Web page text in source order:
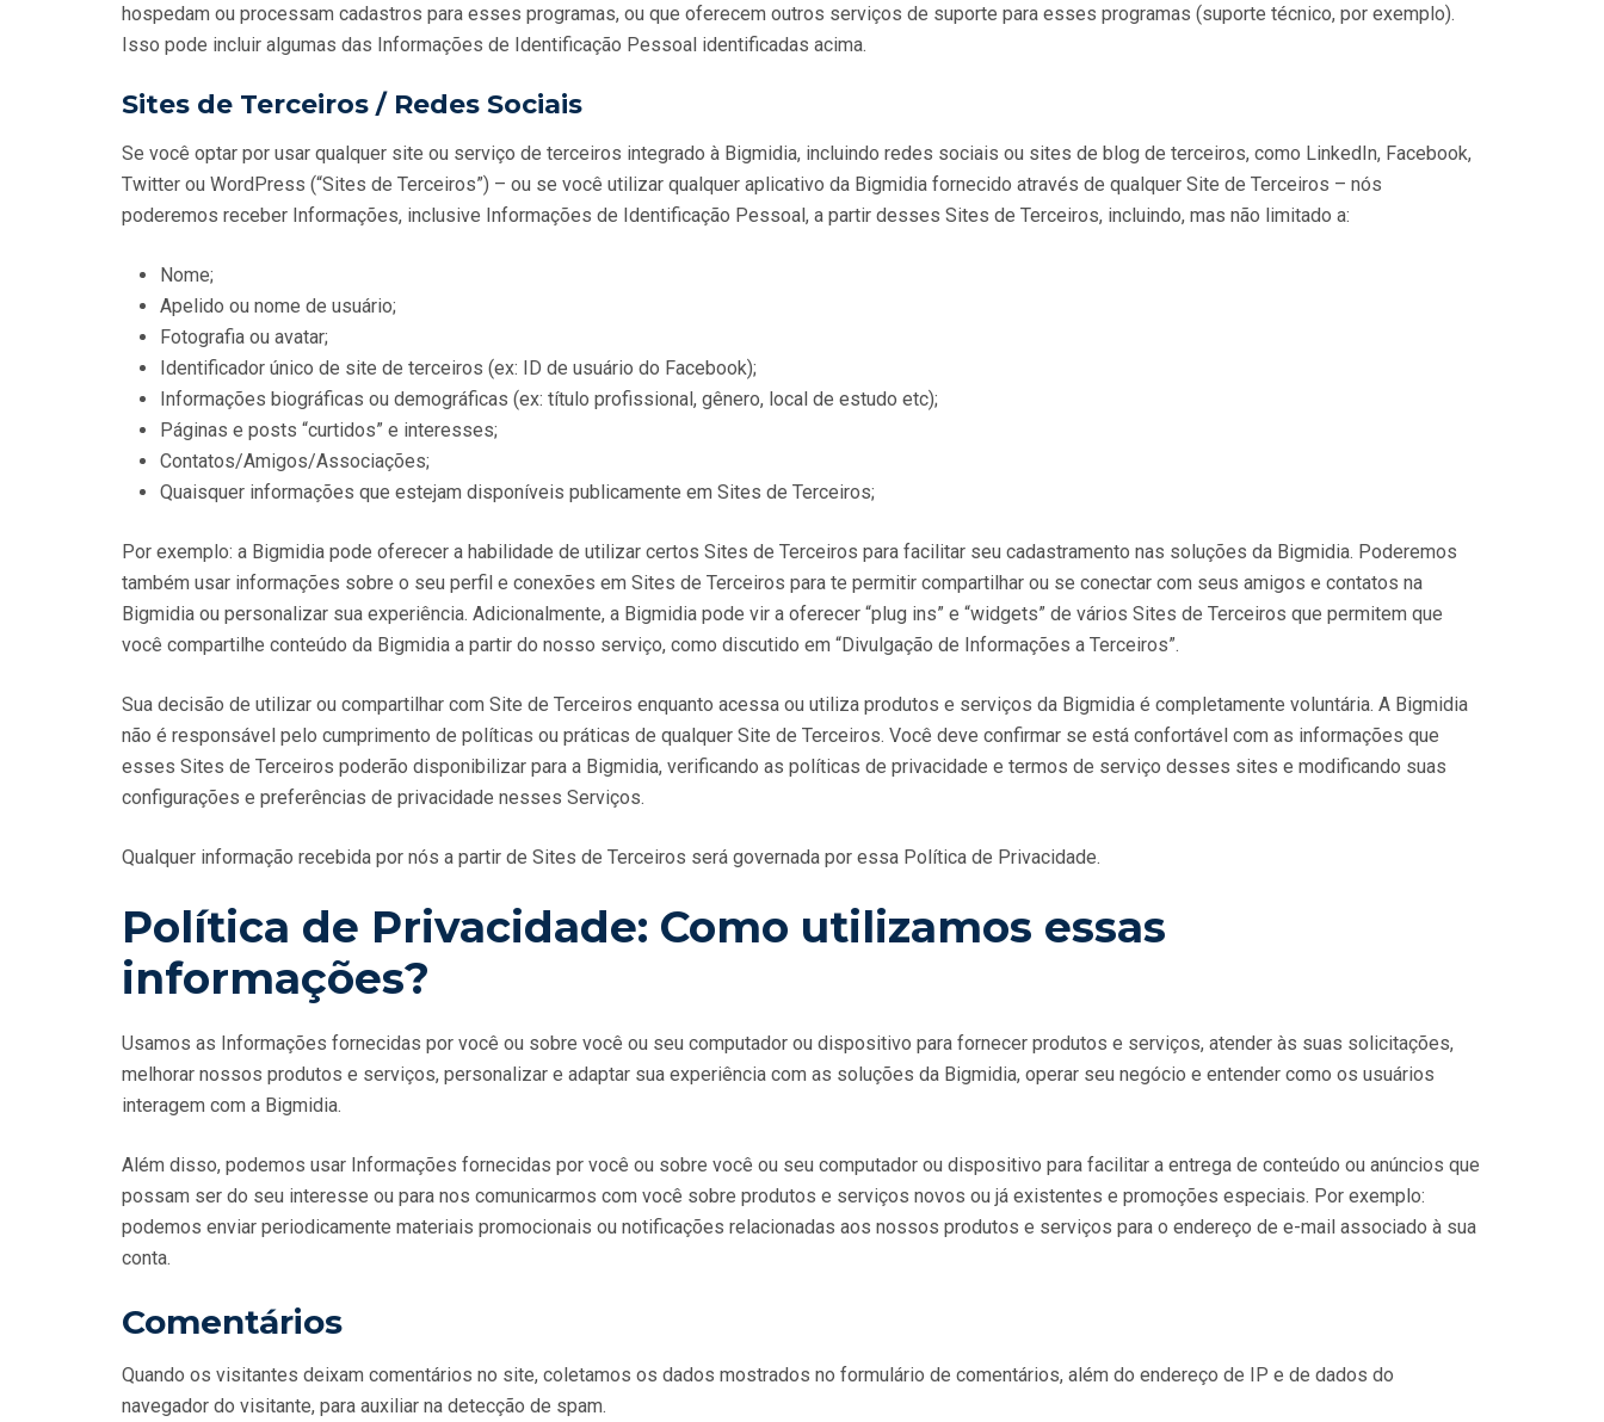
hospedam ou processam cadastros para esses programas, ou que oferecem outros serviços de suporte para esses programas (suporte técnico, por exemplo).
Isso pode incluir algumas das Informações de Identificação Pessoal identificadas acima.
Sites de Terceiros / Redes Sociais
Se você optar por usar qualquer site ou serviço de terceiros integrado à Bigmidia, incluindo redes sociais ou sites de blog de terceiros, como LinkedIn, Facebook,
Twitter ou WordPress (“Sites de Terceiros”) – ou se você utilizar qualquer aplicativo da Bigmidia fornecido através de qualquer Site de Terceiros – nós
poderemos receber Informações, inclusive Informações de Identificação Pessoal, a partir desses Sites de Terceiros, incluindo, mas não limitado a:
Nome;
Apelido ou nome de usuário;
Fotografia ou avatar;
Identificador único de site de terceiros (ex: ID de usuário do Facebook);
Informações biográficas ou demográficas (ex: título profissional, gênero, local de estudo etc);
Páginas e posts “curtidos” e interesses;
Contatos/Amigos/Associações;
Quaisquer informações que estejam disponíveis publicamente em Sites de Terceiros;
Por exemplo: a Bigmidia pode oferecer a habilidade de utilizar certos Sites de Terceiros para facilitar seu cadastramento nas soluções da Bigmidia. Poderemos
também usar informações sobre o seu perfil e conexões em Sites de Terceiros para te permitir compartilhar ou se conectar com seus amigos e contatos na
Bigmidia ou personalizar sua experiência. Adicionalmente, a Bigmidia pode vir a oferecer “plug ins” e “widgets” de vários Sites de Terceiros que permitem que
você compartilhe conteúdo da Bigmidia a partir do nosso serviço, como discutido em “Divulgação de Informações a Terceiros”.
Sua decisão de utilizar ou compartilhar com Site de Terceiros enquanto acessa ou utiliza produtos e serviços da Bigmidia é completamente voluntária. A Bigmidia
não é responsável pelo cumprimento de políticas ou práticas de qualquer Site de Terceiros. Você deve confirmar se está confortável com as informações que
esses Sites de Terceiros poderão disponibilizar para a Bigmidia, verificando as políticas de privacidade e termos de serviço desses sites e modificando suas
configurações e preferências de privacidade nesses Serviços.
Qualquer informação recebida por nós a partir de Sites de Terceiros será governada por essa Política de Privacidade.
Política de Privacidade: Como utilizamos essas
informações?
Usamos as Informações fornecidas por você ou sobre você ou seu computador ou dispositivo para fornecer produtos e serviços, atender às suas solicitações,
melhorar nossos produtos e serviços, personalizar e adaptar sua experiência com as soluções da Bigmidia, operar seu negócio e entender como os usuários
interagem com a Bigmidia.
Além disso, podemos usar Informações fornecidas por você ou sobre você ou seu computador ou dispositivo para facilitar a entrega de conteúdo ou anúncios que
possam ser do seu interesse ou para nos comunicarmos com você sobre produtos e serviços novos ou já existentes e promoções especiais. Por exemplo:
podemos enviar periodicamente materiais promocionais ou notificações relacionadas aos nossos produtos e serviços para o endereço de e-mail associado à sua
conta.
Comentários
Quando os visitantes deixam comentários no site, coletamos os dados mostrados no formulário de comentários, além do endereço de IP e de dados do
navegador do visitante, para auxiliar na detecção de spam.